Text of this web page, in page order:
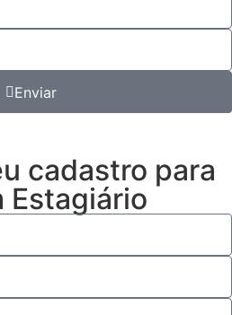
Enviar
cadastro para
Estagiário